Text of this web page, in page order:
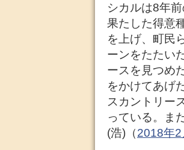
シカルは8年
果たした得意
を上げ、町民
ーンをたたい
ースを見つめ
をかけてあげ
スカントリー
っている。ま
(浩)（2018年